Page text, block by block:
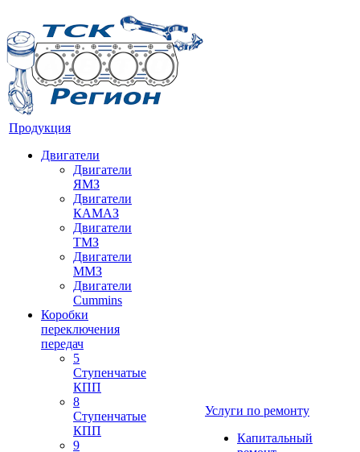
Продукция
Двигатели
Двигатели
ЯМЗ
Двигатели
КАМАЗ
Двигатели
ТМЗ
Двигатели
ММЗ
Двигатели
Cummins
Коробки
переключения
передач
5
Ступенчатые
КПП
8
Ступенчатые
КПП
9
Услуги по ремонту
Капитальный